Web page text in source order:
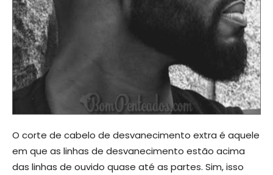
O corte de cabelo de desvanecimento extra é aquele
em que as linhas de desvanecimento estão acima
das linhas de ouvido quase até as partes. Sim, isso